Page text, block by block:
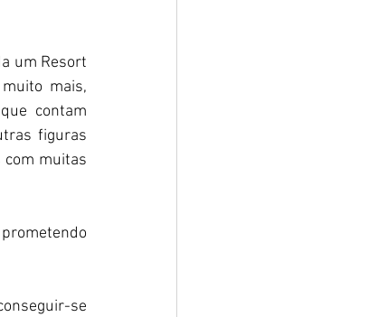
um Resort
mais,
contam
figuras
muitas
se